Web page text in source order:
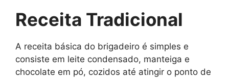
Receita Tradicional
A receita básica do brigadeiro é simples e
consiste em leite condensado, manteiga e
chocolate em pó, cozidos até atingir o ponto de